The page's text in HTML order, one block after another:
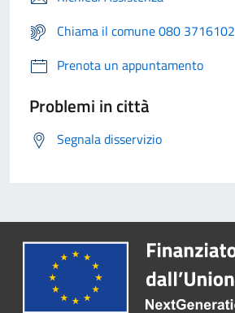
Chiama il comune 080 3716102
Prenota un appuntamento
Problemi in città
Segnala disservizio